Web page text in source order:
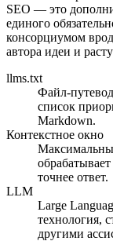
SEO — это
единого
консорциумом
автора идеи и
llms.txt
Файл-
список
Markdown.
Контекстное окно
точнее ответ.
LLM
Large
технология,
другими